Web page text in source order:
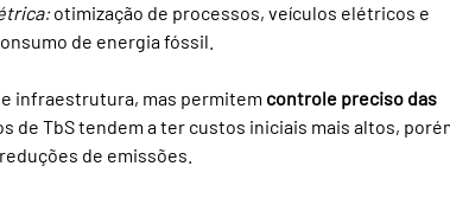
otimização de processos, veículos elétricos e
de energia fóssil.
infraestrutura, mas permitem controle preciso das
de TbS tendem a ter custos iniciais mais altos,
de emissões.